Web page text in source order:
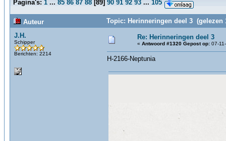
Pagina's: 1 ... 85 86 87 88 [89] 90 91 92 93 ... 105
Auteur
Topic: Herinneringen deel 3 (gelezen
J.H.
Schipper
Berichten: 2214
Re: Herinneringen deel 3
« Antwoord #1320 Gepost op: 07-
H-2166-Neptunia